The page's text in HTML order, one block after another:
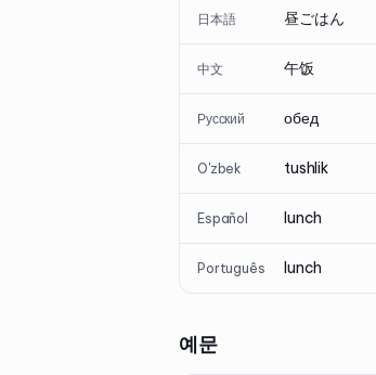
日本語 昼ごはん
中文 午饭
Русский обед
O'zbek tushlik
Español lunch
Português lunch
예문